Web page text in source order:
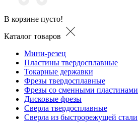
В корзине пусто!
Каталог товаров
Мини-резец
Пластины твердосплавные
Токарные державки
Фрезы твердосплавные
Фрезы со сменными пластинами
Дисковые фрезы
Сверла твердосплавные
Сверла из быстрорежущей стали